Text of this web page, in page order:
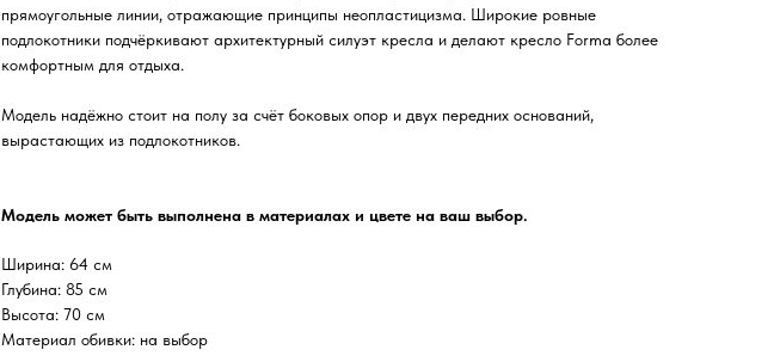
прямоугольные линии, отражающие принципы неопластицизма. Широкие ровные
подлокотники подчёркивают архитектурный силуэт кресла и делают кресло Forma более
комфортным для отдыха.
Модель надёжно стоит на полу за счёт боковых опор и двух передних оснований,
вырастающих из подлокотников.
Модель может быть выполнена в материалах и цвете на ваш выбор.
Ширина: 64 см
Глубина: 85 см
Высота: 70 см
Материал обивки: на выбор